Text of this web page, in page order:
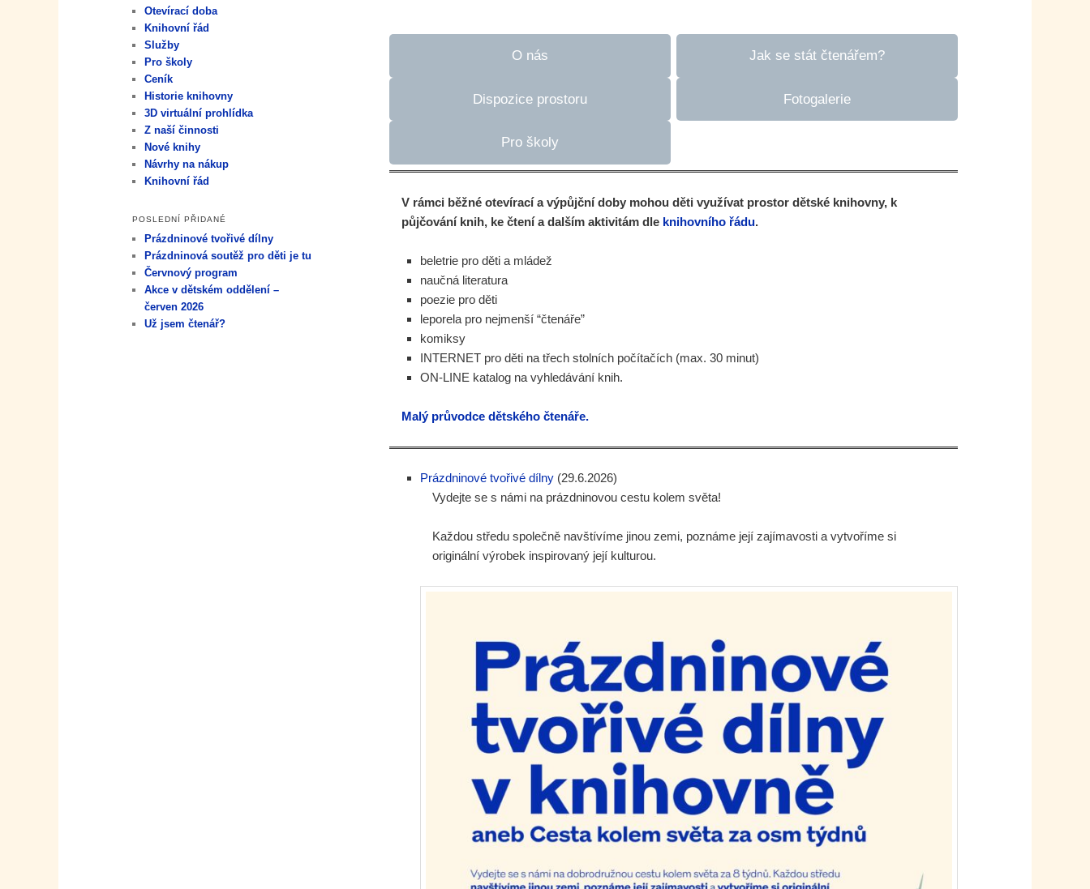
O nás Jak se stát čtenářem?
Dispozice prostoru Fotogalerie
Pro školy
V rámci běžné otevírací a výpůjční doby mohou děti využívat prostor dětské knihovny, k
půjčování knih, ke čtení a dalším aktivitám dle knihovního řádu.
beletrie pro děti a mládež
naučná literatura
poezie pro děti
leporela pro nejmenší “čtenáře”
komiksy
INTERNET pro děti na třech stolních počítačích (max. 30 minut)
ON-LINE katalog na vyhledávání knih.
Malý průvodce dětského čtenáře.
Prázdninové tvořivé dílny (29.6.2026)
Vydejte se s námi na prázdninovou cestu kolem světa!
Každou středu společně navštívíme jinou zemi, poznáme její zajímavosti a vytvoříme si
originální výrobek inspirovaný její kulturou.
Otevírací doba
Knihovní řád
Služby
Pro školy
Ceník
Historie knihovny
3D virtuální prohlídka
Z naší činnosti
Nové knihy
Návrhy na nákup
Knihovní řád
POSLEDNÍ PŘIDANÉ
Prázdninové tvořivé dílny
Prázdninová soutěž pro děti je tu
Červnový program
Akce v dětském oddělení –
červen 2026
Už jsem čtenář?